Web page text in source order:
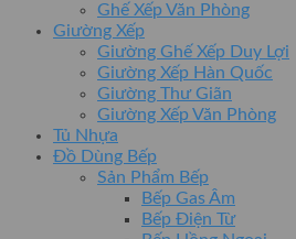
Ghế Xếp Văn Phòng
Giường Xếp
Giường Ghế Xếp Duy Lợi
Giường Xếp Hàn Quốc
Giường Thư Giãn
Giường Xếp Văn Phòng
Tủ Nhựa
Đồ Dùng Bếp
Sản Phẩm Bếp
Bếp Gas Âm
Bếp Điện Từ